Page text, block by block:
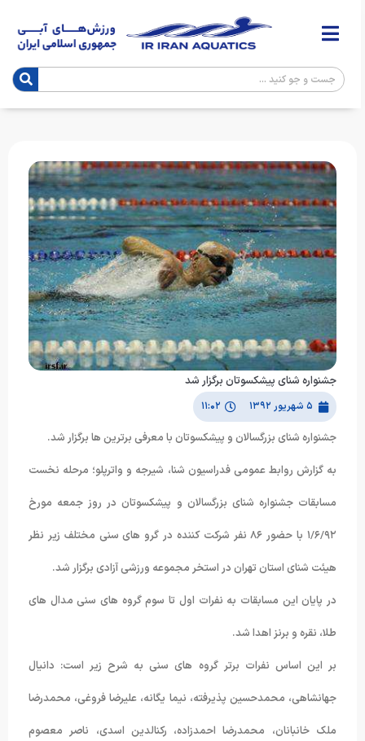
جشنواره شنای پیشکسوتان برگزار شد
۵ شهریور ۱۳۹۲ ۱۱:۰۲
جشنواره شنای بزرگسالان و پیشکسوتان با معرفی برترین ها برگزار شد.
به گزارش روابط عمومی فدراسیون شنا، شیرجه و واترپلو؛ مرحله نخست
مسابقات جشنواره شنای بزرگسالان و پیشکسوتان در روز جمعه مورخ
١/۶/٩٢ با حضور ٨۶ نفر شرکت کننده در گرو های سنی مختلف زیر نظر
هیئت شنای استان تهران در استخر مجموعه ورزشی آزادی برگزار شد.
در پایان این مسابقات به نفرات اول تا سوم گروه های سنی مدال های
طلا، نقره و برنز اهدا شد.
بر این اساس نفرات برتر گروه های سنی به شرح زیر است: دانیال
جهانشاهی، محمدحسین پذیرفته، نیما یگانه، علیرضا فروغی، محمدرضا
ملک خانبانان، محمدرضا احمدزاده، رکنالدین اسدی، ناصر معصوم